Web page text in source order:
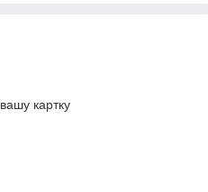
картку